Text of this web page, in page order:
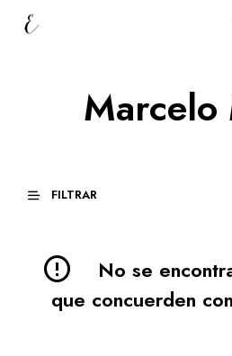
Marcelo
FILTRAR
No se
que concuerden